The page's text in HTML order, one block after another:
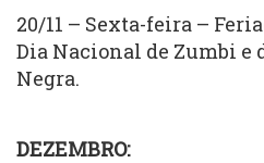
20/11 – Sexta-feira –
Dia Nacional de Zumbi e
Negra.
DEZEMBRO: